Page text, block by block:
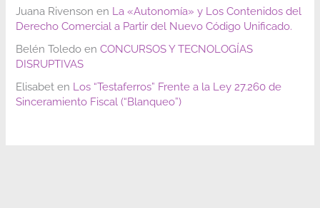
Juana Rivenson en La «Autonomía» y Los Contenidos del
Derecho Comercial a Partir del Nuevo Código Unificado.
Belén Toledo enCONCURSOS Y TECNOLOGÍAS
DISRUPTIVAS
Elisabet en Los “Testaferros” Frente a la Ley 27.260 de
Sinceramiento Fiscal (“Blanqueo”)